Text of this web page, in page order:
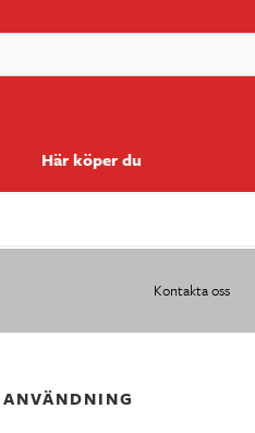
Här köper du
Kontakta oss
ANVÄNDNING